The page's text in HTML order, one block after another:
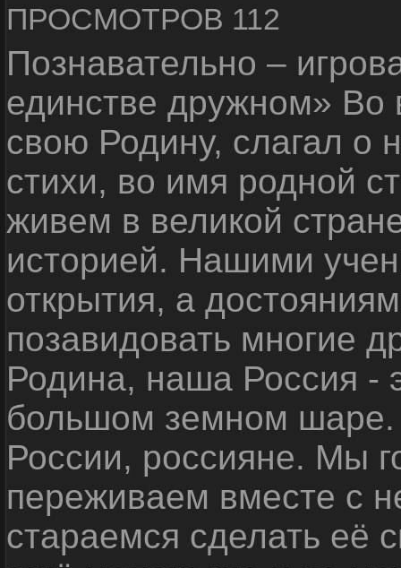
ПРОСМОТРОВ 112
Познавательно –
единстве дружном»
свою Родину, слагал о
стихи, во имя родной
живем в великой
историей. Нашими
открытия, а
позавидовать многие
Родина, наша Россия -
большом земном
России, россияне. Мы
переживаем вместе с
стараемся сделать её